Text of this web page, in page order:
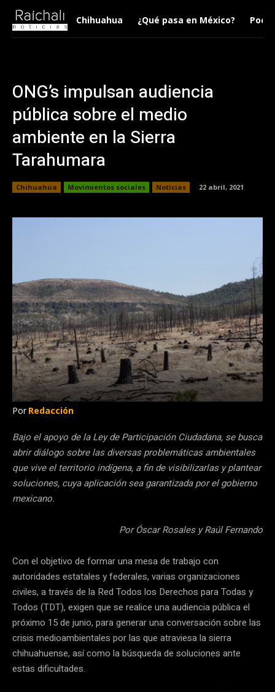
Chihuahua ¿Qué pasa en México?
ONG’s impulsan audiencia
pública sobre el medio
ambiente en la Sierra
Tarahumara
Chihuahua Movimientos sociales Noticias 22 abril, 2021
Por Redacción
Bajo el apoyo de la Ley de Participación Ciudadana, se busca
abrir diálogo sobre las diversas problemáticas ambientales
que vive el territorio indígena, a fin de visibilizarlas y plantear
soluciones, cuya aplicación sea garantizada por el gobierno
mexicano.
Por Óscar Rosales y Raúl Fernando
Con el objetivo de formar una mesa de trabajo con
autoridades estatales y federales, varias organizaciones
civiles, a través de la Red Todos los Derechos para Todas y
Todos (TDT), exigen que se realice una audiencia pública el
próximo 15 de junio, para generar una conversación sobre las
crisis medioambientales por las que atraviesa la sierra
chihuahuense, así como la búsqueda de soluciones ante
estas dificultades.